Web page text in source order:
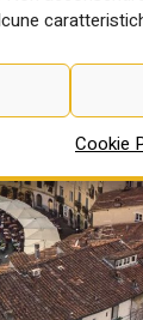
Cookie